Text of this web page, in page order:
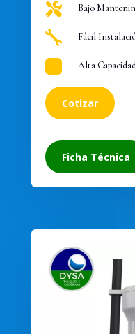
 Bajo
 Fácil
 Alta
Cotizar
Ficha Técnica